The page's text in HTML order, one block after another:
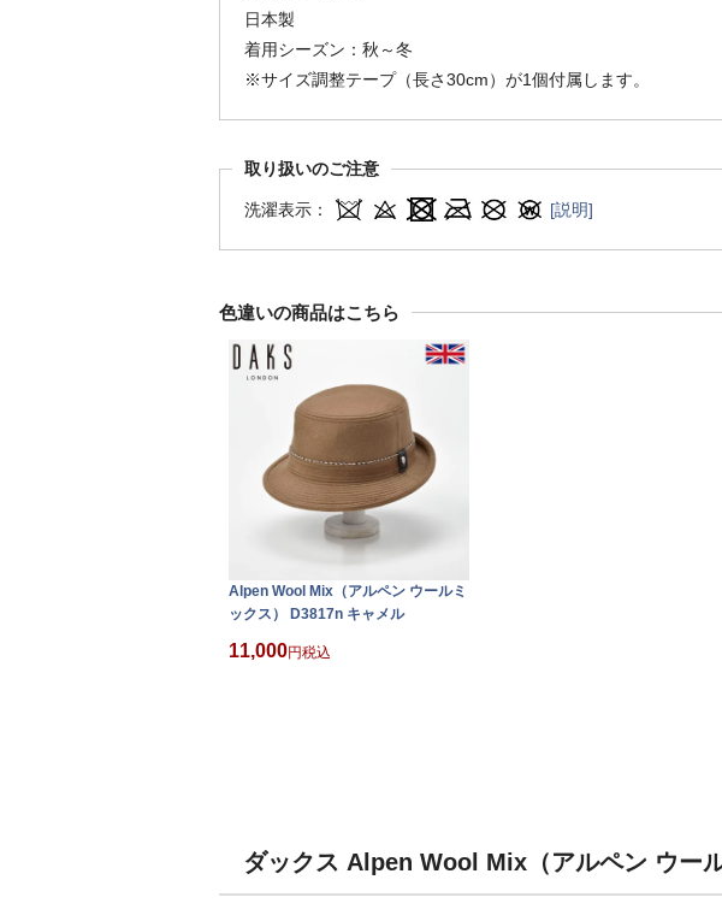
日本製
着用シーズン：秋～冬
※サイズ調整テープ（長さ30cm）が1個付属します。
取り扱いのご注意
洗濯表示： [説明]
色違いの商品はこちら
Alpen Wool Mix（アルペン ウールミ
ックス） D3817n キャメル
11,000 税込
ダックス Alpen Wool Mix（アルペン ウー